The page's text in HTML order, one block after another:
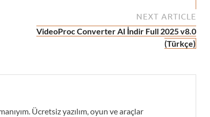
NEXT ARTICLE
VideoProc Converter AI İndir Full 2025 v8.0
(Türkçe)
Ücretsiz yazılım, oyun ve araçlar